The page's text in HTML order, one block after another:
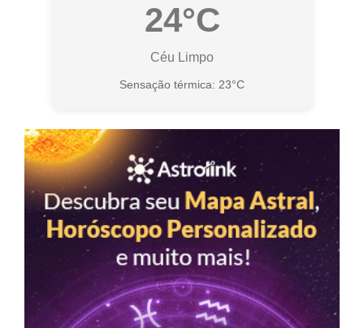
24°C
Céu Limpo
Sensação térmica: 23°C